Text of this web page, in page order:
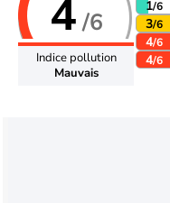
4/6
Indice pollution
Mauvais
1/6
3/6
4/6
4/6